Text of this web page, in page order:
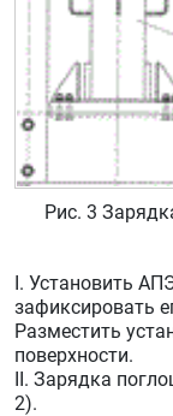
Рис. 3
I. Установить
зафиксировать
Разместить
поверхности.
II. Зарядка
2).